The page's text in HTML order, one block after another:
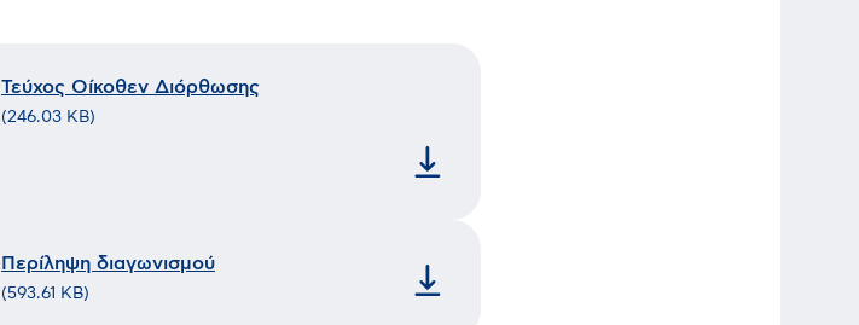
Τεύχος Οίκοθεν Διόρθωσης
(246.03 KB)
Περίληψη διαγωνισμού
(593.61 KB)